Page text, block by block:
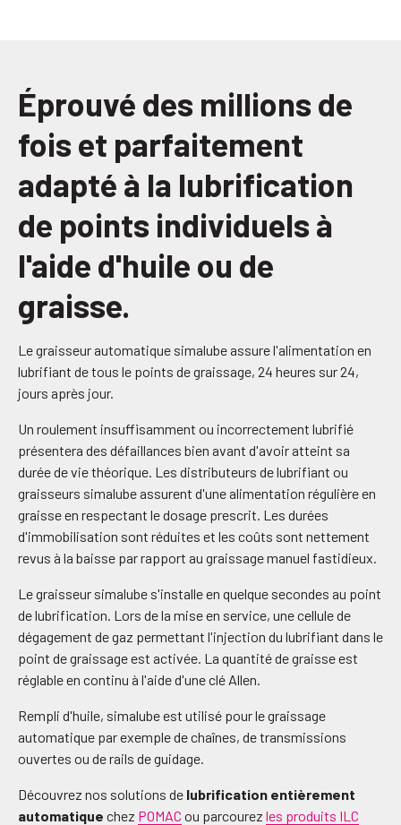
Éprouvé des millions de
fois et parfaitement
adapté à la lubrification
de points individuels à
l'aide d'huile ou de
graisse.
Le graisseur automatique simalube assure l'alimentation en
lubrifiant de tous le points de graissage, 24 heures sur 24,
jours après jour.
Un roulement insuffisamment ou incorrectement lubrifié
présentera des défaillances bien avant d'avoir atteint sa
durée de vie théorique. Les distributeurs de lubrifiant ou
graisseurs simalube assurent d'une alimentation régulière en
graisse en respectant le dosage prescrit. Les durées
d'immobilisation sont réduites et les coûts sont nettement
revus à la baisse par rapport au graissage manuel fastidieux.
Le graisseur simalube s'installe en quelque secondes au point
de lubrification. Lors de la mise en service, une cellule de
dégagement de gaz permettant l'injection du lubrifiant dans le
point de graissage est activée. La quantité de graisse est
réglable en continu à l'aide d'une clé Allen.
Rempli d'huile, simalube est utilisé pour le graissage
automatique par exemple de chaînes, de transmissions
ouvertes ou de rails de guidage.
Découvrez nos solutions de lubrification entièrement
automatique chez POMAC ou parcourez les produits ILC